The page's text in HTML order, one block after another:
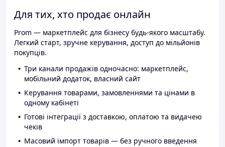
Для тих, хто продає онлайн
Prom — маркетплейс для бізнесу будь-якого масштабу.
Легкий старт, зручне керування, доступ до мільйонів
покупців.
Три канали продажів одночасно: маркетплейс,
мобільний додаток, власний сайт
Керування товарами, замовленнями та цінами в
одному кабінеті
Готові інтеграції з доставкою, оплатою та видачею
чеків
Масовий імпорт товарів — без ручного введення